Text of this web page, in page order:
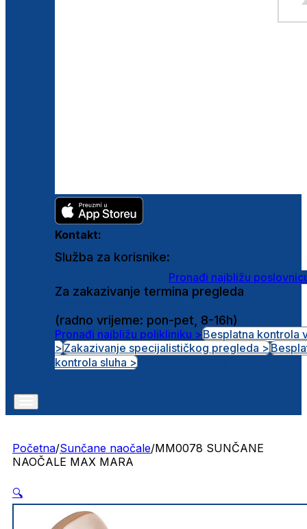
Kontakt:
Služba za korisnike:
Pronađi najbližu
Za zakazivanje termina pregleda
(radno vrijeme: pon-pet, 8-16h)
Pronađi najbližu polikliniku >Besplatna kontrola
>Zakazivanje specijalističkog pregleda >
kontrola sluha >
Početna/Sunčane naočale/MM0078 SUNČANE
NAOČALE MAX MARA
🔍